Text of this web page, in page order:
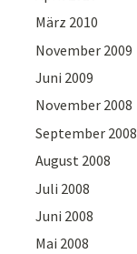
März 2010
November 2009
Juni 2009
November 2008
September 2008
August 2008
Juli 2008
Juni 2008
Mai 2008